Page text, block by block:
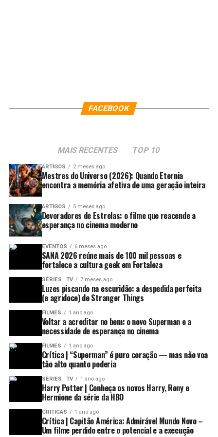
FACEBOOK
MAIS RECENTES TOP 10
ARTIGOS 2 meses ago
Mestres do Universo (2026): Quando Eternia
encontra a memória afetiva de uma geração inteira
ARTIGOS 5 meses ago
Devoradores de Estrelas: o filme que reacende a
esperança no cinema moderno
EVENTOS 6 meses ago
SANA 2026 reúne mais de 100 mil pessoas e
fortalece a cultura geek em Fortaleza
SÉRIES | TV 7 meses ago
Luzes piscando na escuridão: a despedida perfeita
(e agridoce) de Stranger Things
FILMES 1 ano ago
Voltar a acreditar no bem: o novo Superman e a
necessidade de esperança no cinema
FILMES 1 ano ago
Crítica | “Superman” é puro coração — mas não voa
tão alto quanto poderia
SÉRIES | TV 1 ano ago
Harry Potter | Conheça os novos Harry, Rony e
Hermione da série da HBO
CRÍTICAS 1 ano ago
Crítica | Capitão América: Admirável Mundo Novo –
Um filme perdido entre o potencial e a execução